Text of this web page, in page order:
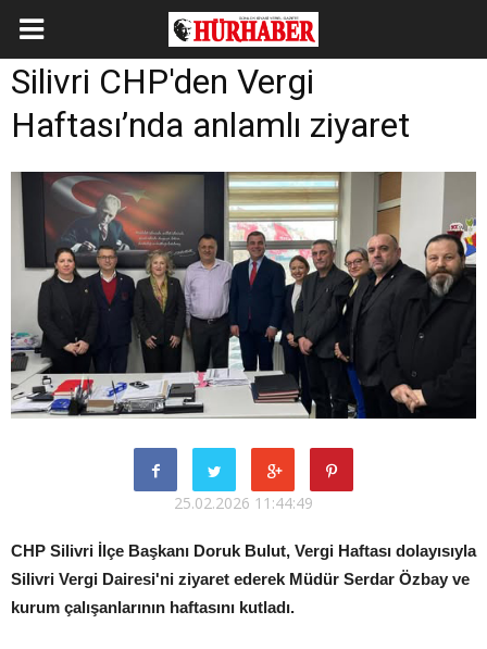
Silivri CHP'den Vergi
Haftası’nda anlamlı ziyaret
25.02.2026 11:44:49
CHP Silivri İlçe Başkanı Doruk Bulut, Vergi Haftası dolayısıyla
Silivri Vergi Dairesi'ni ziyaret ederek Müdür Serdar Özbay ve
kurum çalışanlarının haftasını kutladı.